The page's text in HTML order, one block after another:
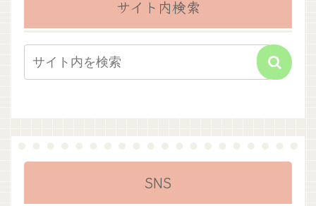
サイト内検索
SNS